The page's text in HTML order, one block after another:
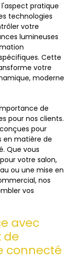
pratique
technologies
votre
lumineuses
Cette
votre
moderne
de
pour nos clients.
pour
en matière de
Que vous
votre salon,
ou une mise en
nos
vos
avec
de
connecté